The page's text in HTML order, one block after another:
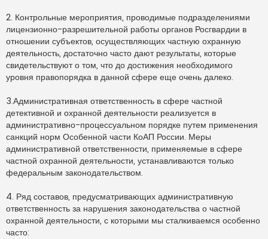
2. Контрольные мероприятия, проводимые подразделениями
лицензионно-разрешительной работы органов Росгвардии в
отношении субъектов, осуществляющих частную охранную
деятельность, достаточно часто дают результаты, которые
свидетельствуют о том, что до достижения необходимого
уровня правопорядка в данной сфере еще очень далеко.
3.Административная ответственность в сфере частной
детективной и охранной деятельности реализуется в
административно-процессуальном порядке путем применения
санкций норм Особенной части КоАП России. Меры
административной ответственности, применяемые в сфере
частной охранной деятельности, устанавливаются только
федеральным законодательством.
4. Ряд составов, предусматривающих административную
ответственность за нарушения законодательства о частной
охранной деятельности, с которыми мы сталкиваемся особенно
часто: